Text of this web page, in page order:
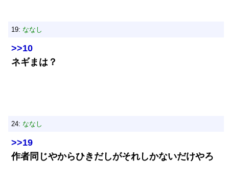
19: ななし
>>10
ネギまは？
24: ななし
>>19
作者同じやからひきだしがそれしかないだけやろ